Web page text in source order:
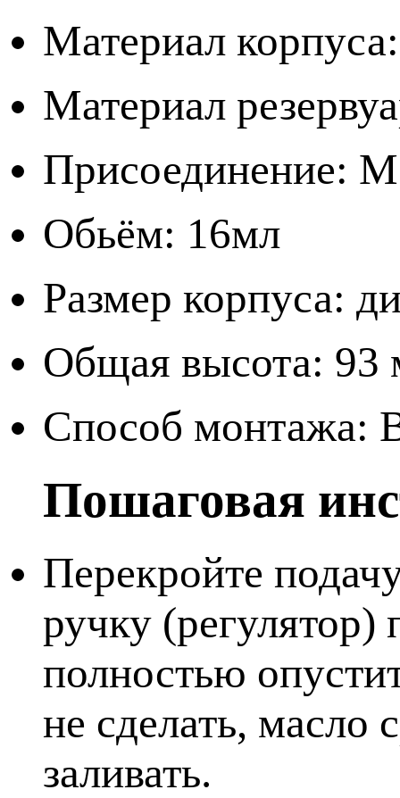
Материал
Материал
Присоединение:
Обьём: 16мл
Размер корпуса:
Общая высота: 93
Способ монтажа:
Пошаговая
Перекройте
ручку (регулятор)
полностью
не сделать, масло
заливать.